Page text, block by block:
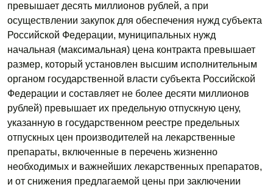
превышает десять миллионов рублей, а при
осуществлении закупок для обеспечения нужд субъекта
Российской Федерации, муниципальных нужд
начальная (максимальная) цена контракта превышает
размер, который установлен высшим исполнительным
органом государственной власти субъекта Российской
Федерации и составляет не более десяти миллионов
рублей) превышает их предельную отпускную цену,
указанную в государственном реестре предельных
отпускных цен производителей на лекарственные
препараты, включенные в перечень жизненно
необходимых и важнейших лекарственных препаратов,
и от снижения предлагаемой цены при заключении